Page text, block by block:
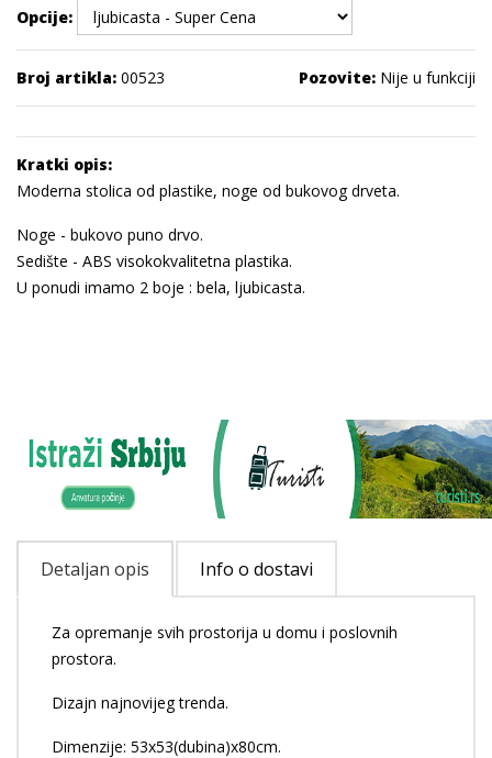
Opcije:
Broj artikla: 00523 Pozovite: Nije u funkciji
Kratki opis:
Moderna stolica od plastike, noge od bukovog drveta.
Noge - bukovo puno drvo.
Sedište - ABS visokokvalitetna plastika.
U ponudi imamo 2 boje : bela, ljubicasta.
Detaljan opis Info o dostavi
Za opremanje svih prostorija u domu i poslovnih
prostora.
Dizajn najnovijeg trenda.
Dimenzije: 53x53(dubina)x80cm.